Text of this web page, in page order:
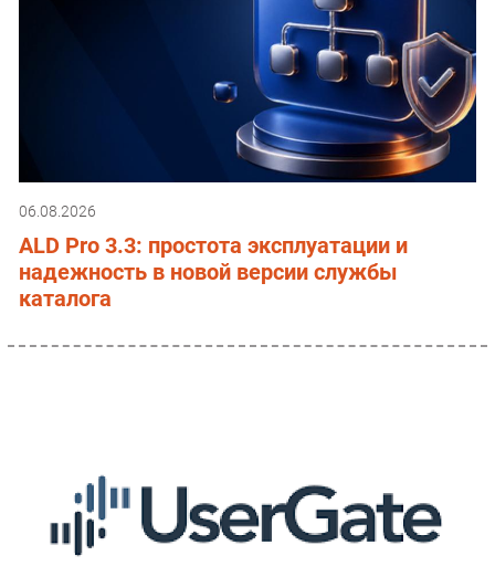
06.08.2026
ALD Pro 3.3: простота эксплуатации и
надежность в новой версии службы
каталога